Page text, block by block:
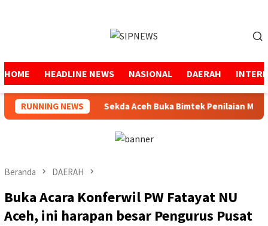
HOME HEADLINE NEWS NASIONAL DAERAH
RUNNING NEWS
dan BBM Sekda Aceh Buka Bimtek Penilaian
Beranda DAERAH
Buka Acara Konferwil PW Fatayat NU
Aceh, ini harapan besar Pengurus Pusat